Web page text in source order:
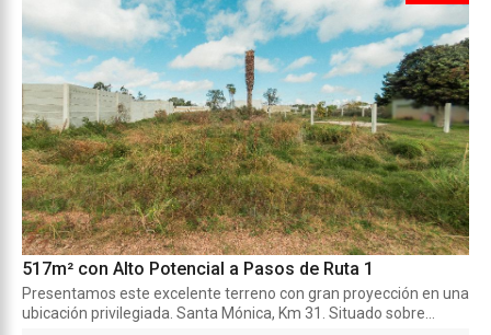
517m² con Alto Potencial a Pasos de Ruta 1
Presentamos este excelente terreno con gran proyección en una
ubicación privilegiada. Santa Mónica, Km 31. Situado sobre...